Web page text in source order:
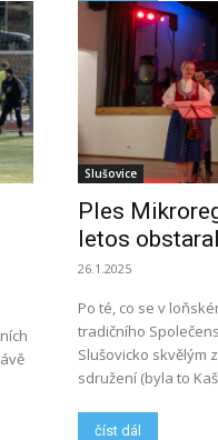
Slušovice
Ples
letos
26.1.2025
Po té, co se v
tradičního
Slušovicko skvělým
sdružení (byla to
číst dál